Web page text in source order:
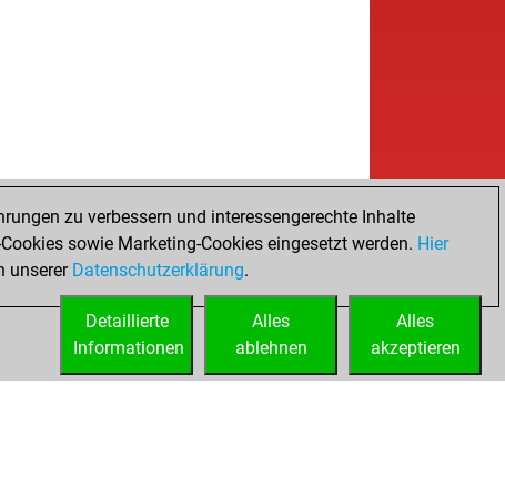
zu verbessern und interessengerechte Inhalte
sowie Marketing-Cookies eingesetzt werden. Hier
unserer Datenschutzerklärung.
Alles
akzeptieren
Alles
ablehnen
Detaillierte
Informationen